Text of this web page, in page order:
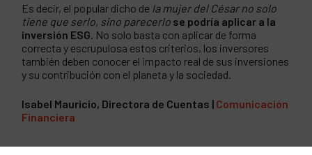
Es decir, el popular dicho de la mujer del César no solo
tiene que serlo, sino parecerlo se podría aplicar a la
inversión ESG. No solo basta con aplicar de forma
correcta y escrupulosa estos criterios, los inversores
también deben conocer el impacto real de sus inversiones
y su contribución con el planeta y la sociedad.
Isabel Mauricio, Directora de Cuentas | Comunicación
Financiera